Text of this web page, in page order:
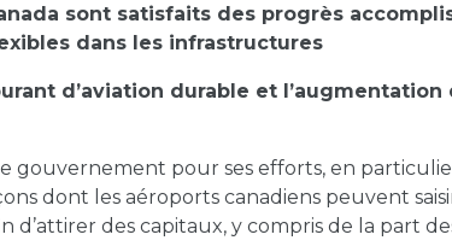
sont satisfaits des progrès
dans les infrastructures
d’aviation durable et
gouvernement pour ses efforts, en
dont les aéroports canadiens peuvent
d’attirer des capitaux, y compris de la part